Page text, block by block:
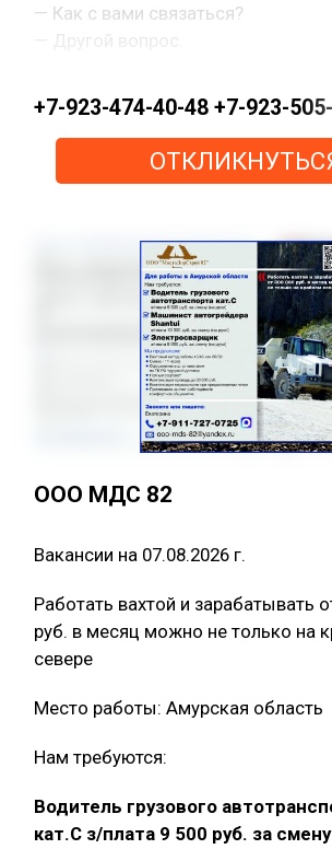
— Как с вами связаться?
+7-923-474-40-48 +7-923-
ООО МДС 82
Вакансии на 07.08.2026 г.
Работать вахтой и зарабатывать
руб. в месяц можно не только на
севере
Место работы: Амурская область
Нам требуются:
Водитель грузового
кат.С з/плата 9 500 руб. за